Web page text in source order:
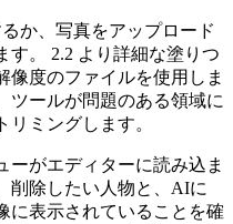
か、写真をアップロード
す。 2.2 より詳細な塗りつ
像度のファイルを使用しま
ツールが問題のある領域に
ミングします。
ーがエディターに読み込ま
削除したい人物と、AIに
に表示されていることを確